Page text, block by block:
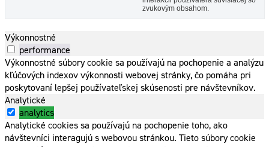
zvukovým obsahom.
Výkonnostné
performance
Výkonnostné súbory cookie sa používajú na pochopenie a analýzu
kľúčových indexov výkonnosti webovej stránky, čo pomáha pri
poskytovaní lepšej používateľskej skúsenosti pre návštevníkov.
Analytické
analytics
Analytické cookies sa používajú na pochopenie toho, ako
návštevníci interagujú s webovou stránkou. Tieto súbory cookie